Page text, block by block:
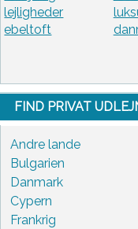
lejligheder
ebeltoft
FIND PRIVAT
Andre lande
Bulgarien
Danmark
Cypern
Frankrig